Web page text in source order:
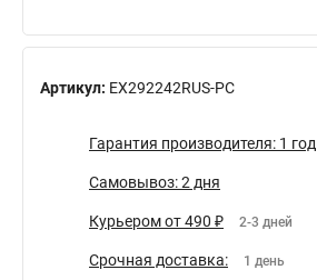
Артикул: EX292242RUS-PC
Гарантия производителя: 1 год
Самовывоз: 2 дня
Курьером от 490 ₽ 2-3 дней
Срочная доставка: 1 день